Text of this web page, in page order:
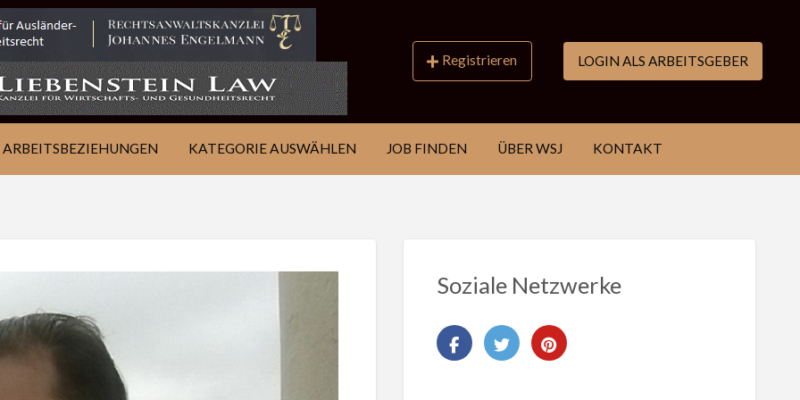
JOB
FINDEN
ÜBER
WSJ
KONTAKT
Registrieren LOGIN ALS ARBEITSGEBER
ARBEITSBEZIEHUNGEN KATEGORIE AUSWÄHLEN JOB FINDEN ÜBER WSJ KONTAKT
Soziale Netzwerke